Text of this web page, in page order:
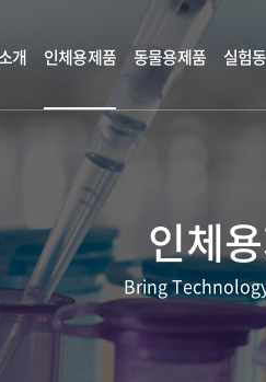
개 인체용제품 동물용제품 실험
인체
Bring